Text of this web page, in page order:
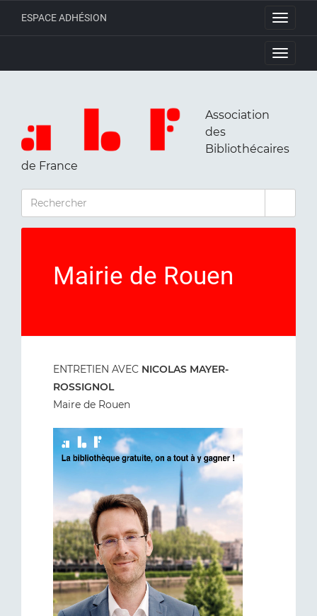
Toggle
ESPACE ADHÉSION
Toggle
Association
des
Bibliothécaires
de France
RECHERCHER
Mairie de Rouen
ENTRETIEN AVEC NICOLAS MAYER-
ROSSIGNOL
Maire de Rouen